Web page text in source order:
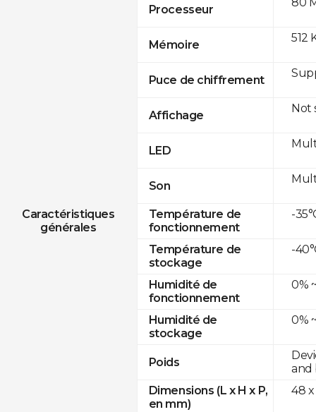
Caractéristiques
générales
Processeur
Mémoire
Puce de chiffrement
Affichage
LED
Son
Température de
fonctionnement
Température de
stockage
Humidité de
fonctionnement
Humidité de
stockage
Poids
Dimensions (L x H x P,
en mm)
512
Not
-
-
0%
0%
and
48 x